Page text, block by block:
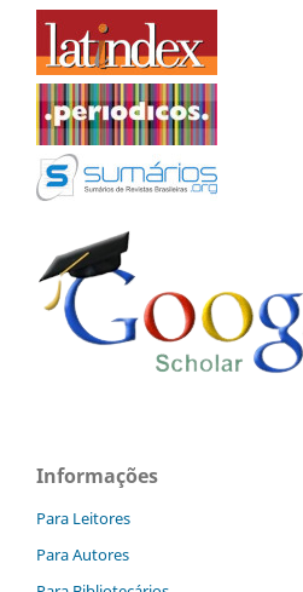
Informações
Para Leitores
Para Autores